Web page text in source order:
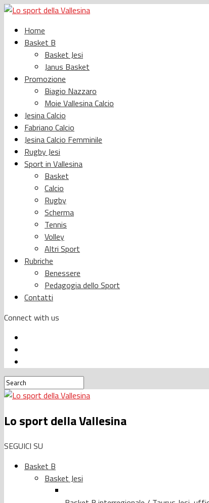
Home
Basket B
Basket Jesi
Janus Basket
Promozione
Biagio Nazzaro
Moie Vallesina Calcio
Jesina Calcio
Fabriano Calcio
Jesina Calcio Femminile
Rugby Jesi
Sport in Vallesina
Basket
Calcio
Rugby
Scherma
Tennis
Volley
Altri Sport
Rubriche
Benessere
Pedagogia dello Sport
Contatti
Connect with us
Lo sport della Vallesina
SEGUICI SU
Basket B
Basket Jesi